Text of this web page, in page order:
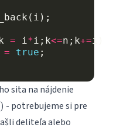
( i );
= i *i ; k<=n ; k+=i
= true ;
sita na nájdenie
) - potrebujeme si pre
deliteľa alebo